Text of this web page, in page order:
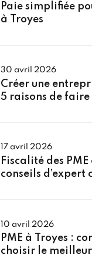
Paie simplifiée
à Troyes
30 avril 2026
Créer une
5 raisons de faire
17 avril 2026
Fiscalité des PME
conseils d’expert
10 avril 2026
PME à Troyes :
choisir le